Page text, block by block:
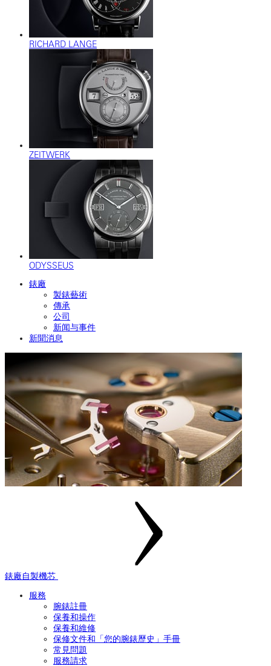
RICHARD LANGE
ZEITWERK
ODYSSEUS
錶廠
製錶藝術
傳承
公司
新闻与事件
新聞消息
錶廠自製機芯
服務
腕錶註冊
保養和操作
保養和維修
保修文件和「您的腕錶歷史」手冊
常見問題
服務請求